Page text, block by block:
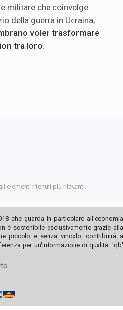
militare che coinvolge
della guerra in Ucraina,
voler trasformare
tra loro
elementi ritenuti più rilevanti.
che guarda in particolare all'economia
è sostenibile esclusivamente grazie alla
piccolo e senza vincolo, contribuirà a
per un'informazione di qualità. 'qb'